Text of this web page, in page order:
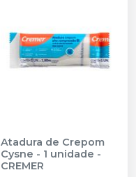
Atadura de Crepom
Cysne - 1 unidade -
CREMER